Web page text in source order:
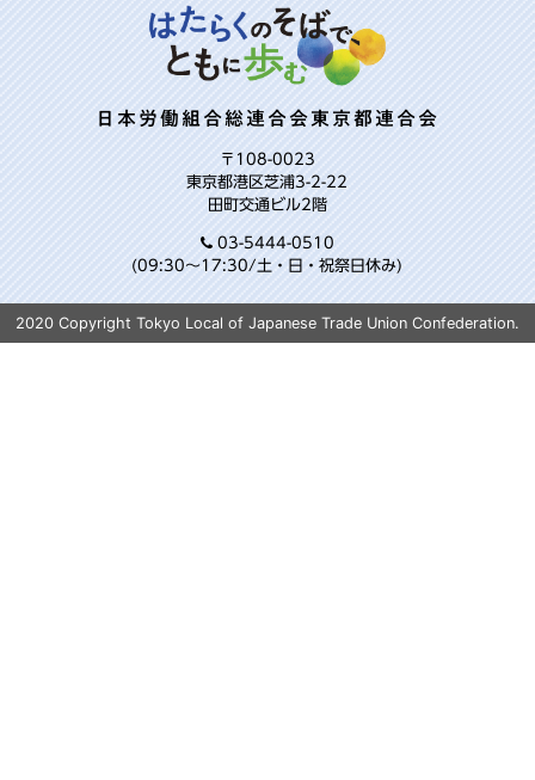
日本労働組合総連合会東京都連合会
〒108-0023
東京都港区芝浦3-2-22
田町交通ビル2階
03-5444-0510
(09:30～17:30/土・日・祝祭日休み)
2020 Copyright Tokyo Local of Japanese Trade Union Confederation.